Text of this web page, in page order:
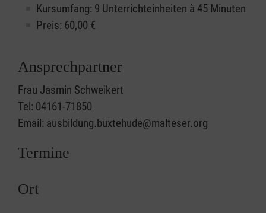
Kursumfang: 9 Unterrichteinheiten à 45 Minuten
Preis: 60,00 €
Ansprechpartner
Frau Jasmin Schweikert
Tel: 04161-71850
Email: ausbildung.buxtehude@malteser.org
Termine
Ort